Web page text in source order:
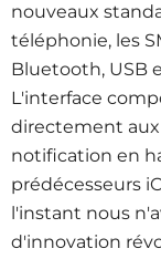
nouveaux
téléphonie, les
Bluetooth, USB
L'interface
directement
notification en
prédécesseurs
l'instant nous
d'innovation